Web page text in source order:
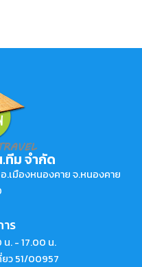
.ทีม จำกัด
.เมืองหนองคาย จ.หนองคาย
าร
. - 17.00 น.
ว 51/00957